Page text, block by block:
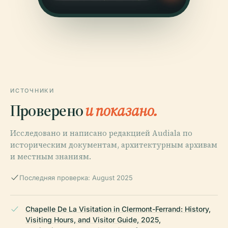
ИСТОЧНИКИ
Проверенои показано.
Исследовано и написано редакцией Audiala по
историческим документам, архитектурным архивам
и местным знаниям.
Последняя проверка: August 2025
Chapelle De La Visitation in Clermont-Ferrand: History,
Visiting Hours, and Visitor Guide, 2025,